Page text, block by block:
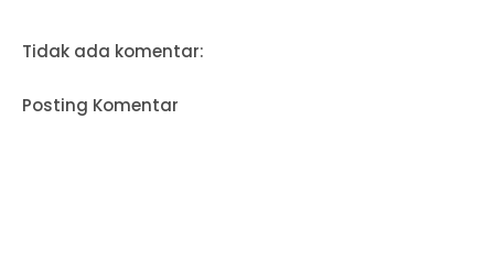
Tidak ada komentar:
Posting Komentar